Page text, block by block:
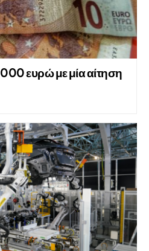
ευρώ με μία αίτηση